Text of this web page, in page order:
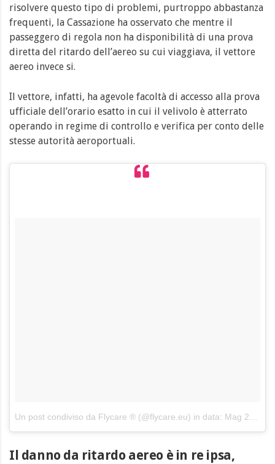
risolvere questo tipo di problemi, purtroppo abbastanza
frequenti, la Cassazione ha osservato che mentre il
passeggero di regola non ha disponibilità di una prova
diretta del ritardo dell’aereo su cui viaggiava, il vettore
aereo invece si.
Il vettore, infatti, ha agevole facoltà di accesso alla prova
ufficiale dell’orario esatto in cui il velivolo è atterrato
operando in regime di controllo e verifica per conto delle
stesse autorità aeroportuali.
Un post condiviso da Flycare ® (@flycare.eu) in data: Mag 22, 2017 at 5:41 PDT
Il danno da ritardo aereo è in re ipsa,